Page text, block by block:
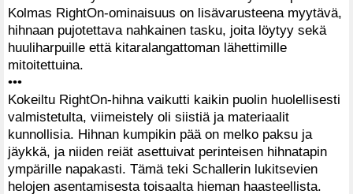
Kolmas RightOn-ominaisuus on lisävarusteena myytävä,
hihnaan pujotettava nahkainen tasku, joita löytyy sekä
huuliharpuille että kitaralangattoman lähettimille
mitoitettuina.
•••
Kokeiltu RightOn-hihna vaikutti kaikin puolin huolellisesti
valmistetulta, viimeistely oli siistiä ja materiaalit
kunnollisia. Hihnan kumpikin pää on melko paksu ja
jäykkä, ja niiden reiät asettuivat perinteisen hihnatapin
ympärille napakasti. Tämä teki Schallerin lukitsevien
helojen asentamisesta toisaalta hieman haasteellista.